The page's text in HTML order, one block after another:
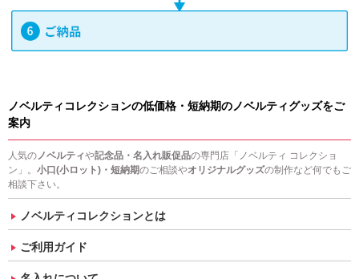
ノベルティコレクションの低価格・短納期のノベルティグッズをご
案内
人気のノベルティや記念品・名入れ販促品の専門店「ノベルティ コレクショ
ン」。 小口(小ロット)・短納期のご相談やオリジナルグッズの制作など何でもご
相談下さい。
ノベルティコレクションとは
ご利用ガイド